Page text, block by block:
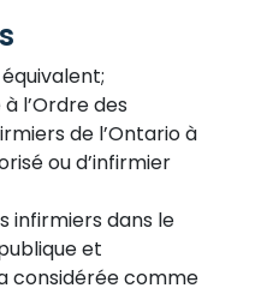
l’Ordre des
de l’Ontario à
ou d’infirmier
infirmiers dans le
et
considérée comme